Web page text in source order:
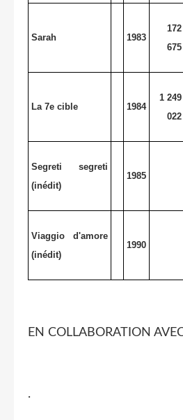
Sarah 1983
172
675
La 7e cible 1984
1 249
022
Segreti segreti
(inédit)
1985
Viaggio d'amore
(inédit)
1990
EN COLLABORATION
.